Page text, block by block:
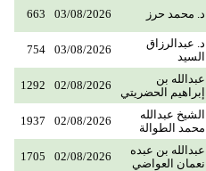
د. محمد حرز 03/08/2026
663
د. عبدالرزاق
السيد
03/08/2026
754
عبدالله بن
إبراهيم الحضريتي
02/08/2026
1292
الشيخ عبدالله
محمد الطوالة
02/08/2026
1937
عبدالله بن عبده
نعمان العواضي
02/08/2026
1705